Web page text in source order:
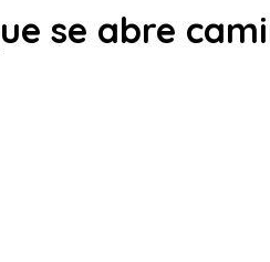
se abre